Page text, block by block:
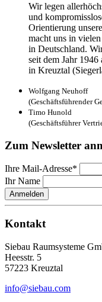
Wir legen
und
Orientierung
macht uns in
in Deutschland.
seit dem Jahr 1946
in Kreuztal
Wolfgang Neuhoff
(Geschäftsführender
Timo Hunold
(Geschäftsführer
Zum Newsletter
Ihre Mail-Adresse*
Ihr Name
Anmelden
Kontakt
Siebau Raumsysteme
Heesstr. 5
57223 Kreuztal
info@siebau.com